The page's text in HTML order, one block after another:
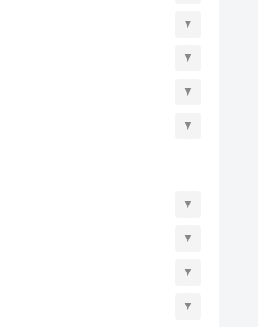
▼
▼
▼
▼
▼
▼
▼
▼